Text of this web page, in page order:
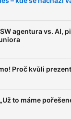
hnutí za
dáte lajk
Váš
agentura vs. AI,
Proč kvůli
to máme